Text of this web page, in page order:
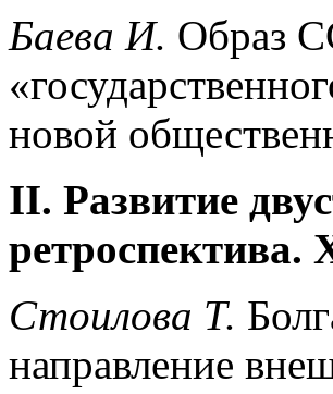
Баева И. Образ
новой
II. Развитие
ретроспектива.
Стоилова Т.
направление